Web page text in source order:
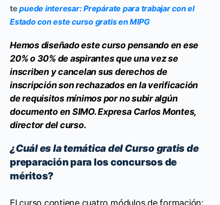
te puede interesar: Prepárate para trabajar con el
Estado con este curso gratis en MIPG
Hemos diseñado este curso pensando en ese
20% o 30% de aspirantes que una vez se
inscriben y cancelan sus derechos de
inscripción son rechazados en la verificación
de requisitos mínimos por no subir algún
documento en SIMO. Expresa Carlos Montes,
director del curso.
¿Cuál es la temática del Curso gratis de
preparación para los concursos de
méritos?
El curso contiene cuatro módulos de formación: